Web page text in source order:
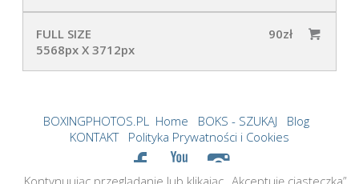
FULL SIZE
5568px X 3712px
90zł
BOXINGPHOTOS.PL Home BOKS - SZUKAJ
Blog
KONTAKT
Polityka Prywatności i Cookies
Kontynuując przeglądanie lub klikając „Akceptuję ciasteczka”,